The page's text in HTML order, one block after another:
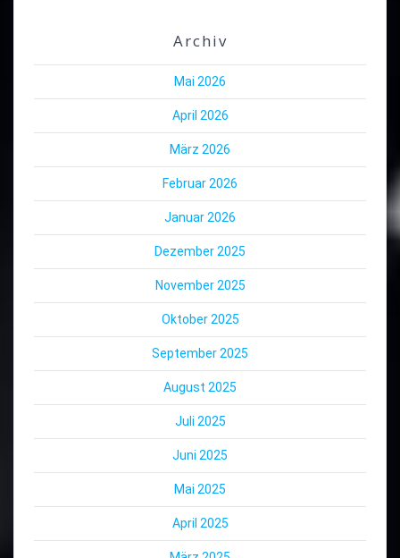
Archiv
Mai 2026
April 2026
März 2026
Februar 2026
Januar 2026
Dezember 2025
November 2025
Oktober 2025
September 2025
August 2025
Juli 2025
Juni 2025
Mai 2025
April 2025